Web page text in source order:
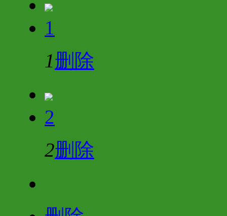
1
1删除
2
2删除